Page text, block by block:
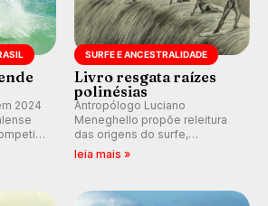
2024
a
etapa
SURFE E ANCESTRALIDADE
Livro resgata raízes
polinésias
Antropólogo Luciano
Meneghello propõe releitura
das origens do surfe,
resgatando a cultura polinésia
e questionando a visão
prática em esporte e indústria.
leia mais »